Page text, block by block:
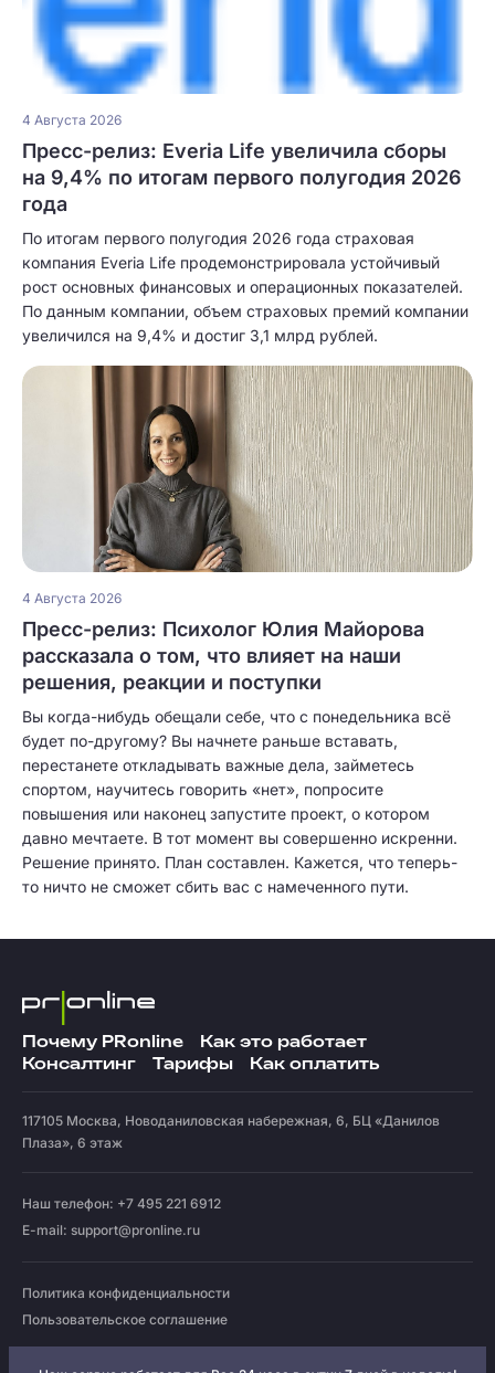
4 Августа 2026
Пресс-релиз: Everia Life увеличила сборы
на 9,4% по итогам первого полугодия 2026
года
По итогам первого полугодия 2026 года страховая
компания Everia Life продемонстрировала устойчивый
рост основных финансовых и операционных показателей.
По данным компании, объем страховых премий компании
увеличился на 9,4% и достиг 3,1 млрд рублей.
4 Августа 2026
Пресс-релиз: Психолог Юлия Майорова
рассказала о том, что влияет на наши
решения, реакции и поступки
Вы когда-нибудь обещали себе, что с понедельника всё
будет по-другому? Вы начнете раньше вставать,
перестанете откладывать важные дела, займетесь
спортом, научитесь говорить «нет», попросите
повышения или наконец запустите проект, о котором
давно мечтаете. В тот момент вы совершенно искренни.
Решение принято. План составлен. Кажется, что теперь-
то ничто не сможет сбить вас с намеченного пути.
Почему PRonline
Как это работает
Консалтинг
Тарифы Как оплатить
117105 Москва, Новоданиловская набережная, 6, БЦ «Данилов
Плаза», 6 этаж
Наш телефон: +7 495 221 6912
E-mail: support@pronline.ru
Политика конфиденциальности
Пользовательское соглашение